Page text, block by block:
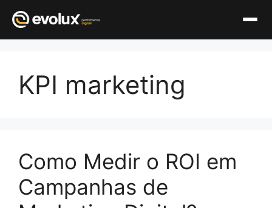
conteúdoKPI marketing
Como Medir o ROI em
Campanhas de